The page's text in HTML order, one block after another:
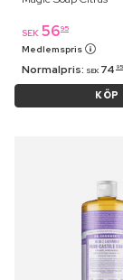
SEK 5695
Medlemspris
Normalpris: SEK 74 95
KÖP